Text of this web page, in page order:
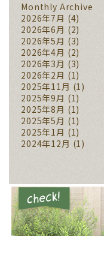
Monthly Archive
2026年7月 (4)
2026年6月 (2)
2026年5月 (3)
2026年4月 (2)
2026年3月 (3)
2026年2月 (1)
2025年11月 (1)
2025年9月 (1)
2025年8月 (1)
2025年5月 (1)
2025年1月 (1)
2024年12月 (1)